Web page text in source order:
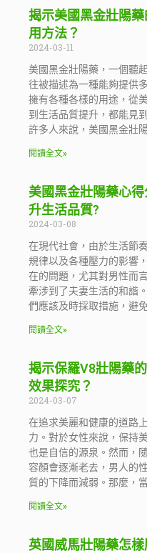
揭示美國黑金壯陽
用方法？
2024-03-11
美國黑金壯陽藥，一個聽
往被描述為一種能夠提供
擁有各種各樣的用途，從
到生活品質提升，都能見
許多人來說，美國黑金壯
閱讀全文»
美國黑金壯陽藥心
升生活品質?
2024-03-08
在現代社會，由於生活節
規律以及各種壓力的影響
在的問題，尤其對男性而
牽涉到了夫妻生活的和諧
們應該及時採取措施，避免
閱讀全文»
揭示保羅V8壯陽藥
效果探究？
2024-03-07
在追求美麗和健康的道路
力。對於女性來說，保持
也是自信的源泉。然而，
容顏會逐漸老去，男人的
質的下降而減弱。那麼，
閱讀全文»
英國威馬壯陽藥怎